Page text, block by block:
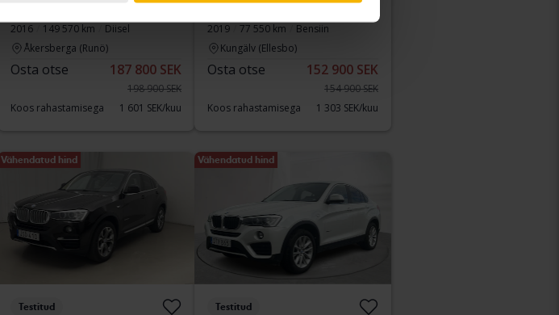
2016
149 570 km
Diisel
Åkersberga (Runö)
Osta otse 187 800 SEK
198 900 SEK
Koos rahastamisega
1 601 SEK/kuu
2019
77 550 km
Bensiin
Kungälv (Ellesbo)
Osta otse 152 900 SEK
154 900 SEK
Koos rahastamisega
1 303 SEK/kuu
Vähendatud hind
Testitud
Vähendatud hind
Testitud